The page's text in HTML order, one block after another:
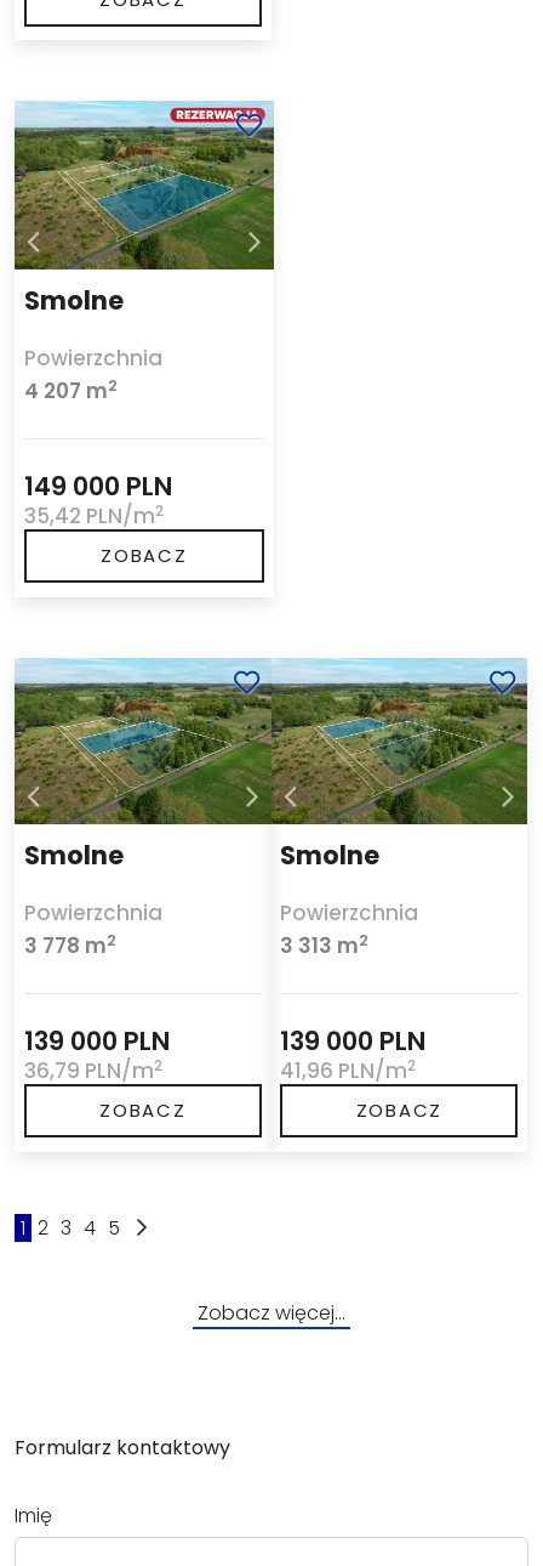
Smolne
Powierzchnia
4 207 m2
149 000 PLN
35,42 PLN/m2
ZOBACZ
Smolne
Powierzchnia
3 778 m2
139 000 PLN
36,79 PLN/m2
ZOBACZ
Smolne
Powierzchnia
3 313 m2
139 000 PLN
41,96 PLN/m2
ZOBACZ
1 2 3 4 5
Zobacz więcej…
Formularz kontaktowy
Imię